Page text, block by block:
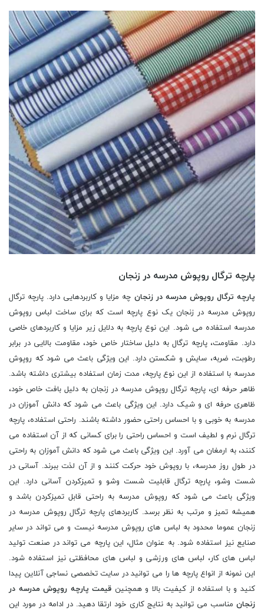
پارچه ترگال روپوش مدرسه در زنجان
پارچه ترگال روپوش مدرسه در زنجان چه مزایا و کاربردهایی دارد. پارچه ترگال
روپوش مدرسه در زنجان یک نوع پارچه است که برای ساخت لباس روپوش
مدرسه استفاده می شود. این نوع پارچه به دلایل زیر مزایا و کاربردهای خاصی
دارد. مقاومت، پارچه ترگال به دلیل ساختار خاص خود، مقاومت بالایی در برابر
رطوبت، ضربه، سایش و شکستن دارد. این ویژگی باعث می شود که روپوش
مدرسه با استفاده از این نوع پارچه، مدت زمان استفاده بیشتری داشته باشد.
ظاهر حرفه ای، پارچه ترگال روپوش مدرسه در زنجان به دلیل بافت خاص خود،
ظاهری حرفه ای و شیک دارد. این ویژگی باعث می شود که دانش آموزان در
مدرسه به خوبی و با احساس راحتی حضور داشته باشند. راحتی استفاده، پارچه
ترگال نرم و لطیف است و احساس راحتی را برای کسانی که از آن استفاده می
کنند، به ارمغان می آورد. این ویژگی باعث می شود که دانش آموزان به راحتی
در طول روز مدرسه، با روپوش خود حرکت کنند و از آن لذت ببرند. آسانی در
شست وشو، پارچه ترگال قابلیت شست وشو و تمیزکردن آسانی دارد. این
ویژگی باعث می شود که روپوش مدرسه به راحتی قابل تمیزکردن باشد و
همیشه تمیز و مرتب به نظر برسد. کاربردهای پارچه ترگال روپوش مدرسه در
زنجان عموما محدود به لباس های روپوش مدرسه نیست و می تواند در سایر
صنایع نیز استفاده شود. به عنوان مثال، این پارچه می تواند در صنعت تولید
لباس های کار، لباس های ورزشی و لباس های محافظتی نیز استفاده شود.
این نمونه از انواع پارچه ها را می توانید در سایت تخصصی نساجی آنلاین پیدا
کنید و با استفاده از کیفیت بالا و همچنین قیمت پارچه روپوش مدرسه در
زنجان مناسب می توانید به نتایج کاری خود ارتقا دهید. در ادامه در مورد این